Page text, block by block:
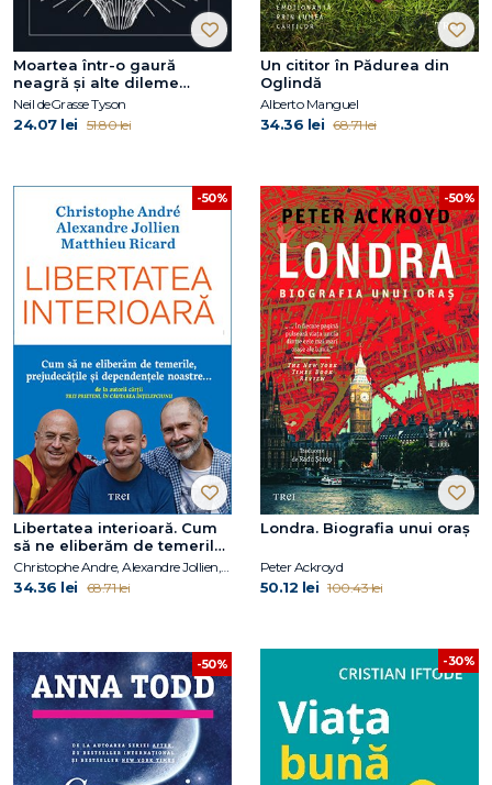
Moartea într-o gaură
neagră și alte dileme
cosmice
Neil deGrasse Tyson
24.07 lei 51.80 lei
Un cititor în Pădurea din
Oglindă
Alberto Manguel
34.36 lei 68.71 lei
-50%
Libertatea interioară. Cum
să ne eliberăm de temerile,
prejudecățile, și
dependențele noastre
Christophe Andre, Alexandre Jollien, Matthieu Ricard
34.36 lei 68.71 lei
-50%
Londra. Biografia unui oraș
Peter Ackroyd
50.12 lei 100.43 lei
-50% -30%